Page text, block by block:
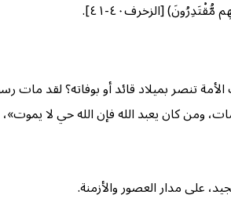
تنصر بميلاد قائد أو بوفاته؟ لقد مات
كان يعبد الله فإن الله حي لا يموت»،
على مدار العصور والأزمنة.